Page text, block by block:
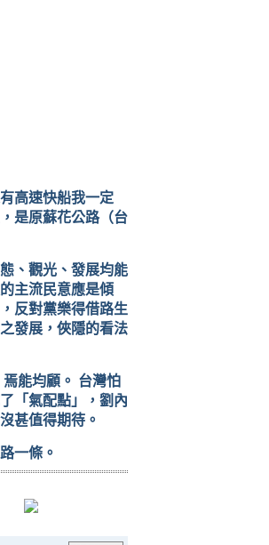
高速快船我一定
是原蘇花公路（台
、觀光、發展均能
主流民意應是傾
反對黨樂得借路生
發展，俠隱的看法
能均顧。 台灣怕
「氣配點」，劉內
甚值得期待。
一條。